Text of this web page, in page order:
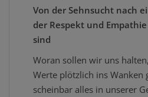
Von der Sehnsucht nach
der Respekt und
sind
Woran sollen wir uns
Werte plötzlich ins Wanken
scheinbar alles in unserer